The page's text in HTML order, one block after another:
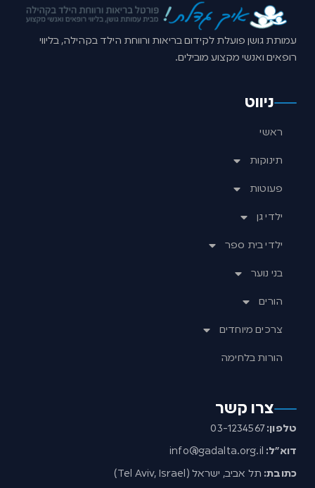
עמותת גושן פועלת לקידום בריאות ורווחת הילד בקהילה, בליווי
רופאים ואנשי מקצוע מובילים.
ניווט
ראשי
תינוקות
פעוטות
ילדי גן
ילדי בית ספר
בני נוער
הורים
צרכים מיוחדים
הורות בלחימה
צרו קשר
טלפון:03-1234567
דוא”ל: info@gadalta.org.il
כתובת: תל אביב, ישראל (Tel Aviv, Israel)